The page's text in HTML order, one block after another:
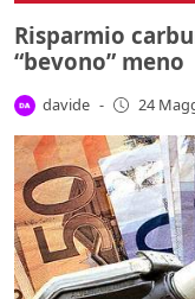
Risparmio
“bevono” meno
davide - 24